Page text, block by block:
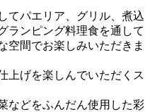
てパエリア、グリル、煮込
ランピング料理食を通して
空間でお楽しみいただきま
上げを楽しんでいただくス
などをふんだん使用した彩